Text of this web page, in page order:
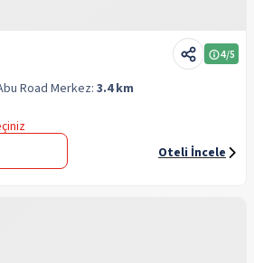
4/5
Road Merkez: 3.4 km
Oteli İncele